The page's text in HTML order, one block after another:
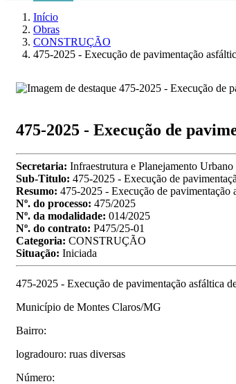
Início
Obras
CONSTRUÇÃO
475-2025 - Execução de pavimentação
475-2025 - Execução de
Secretaria: Infraestrutura e Planejamento Urbano
Sub-Titulo: 475-2025 - Execução de
Resumo: 475-2025 - Execução de pavimentação
Nº. do processo: 475/2025
Nº. da modalidade: 014/2025
Nº. do contrato: P475/25-01
Categoria: CONSTRUÇÃO
Situação: Iniciada
475-2025 - Execução de pavimentação asfáltica
Município de Montes Claros/MG
Bairro:
logradouro: ruas diversas
Número: